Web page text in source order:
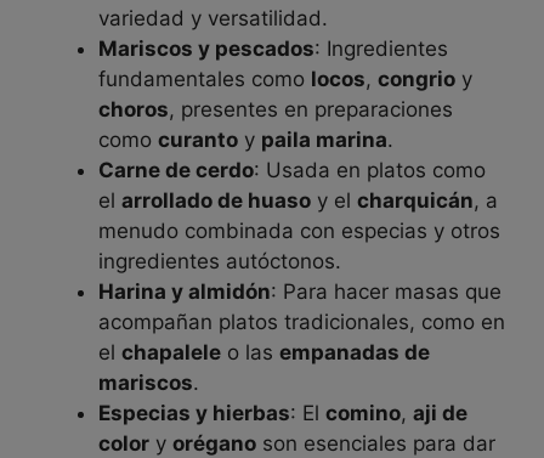
variedad y versatilidad.
Mariscos y pescados: Ingredientes
fundamentales como locos, congrio y
choros, presentes en preparaciones
como curanto y paila marina.
Carne de cerdo: Usada en platos como
el arrollado de huaso y el charquicán, a
menudo combinada con especias y otros
ingredientes autóctonos.
Harina y almidón: Para hacer masas que
acompañan platos tradicionales, como en
el chapalele o las empanadas de
mariscos.
Especias y hierbas: El comino, aji de
color y orégano son esenciales para dar